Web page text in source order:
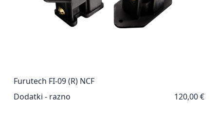
Furutech FI-09 (R) NCF
Dodatki - razno
120,00 €